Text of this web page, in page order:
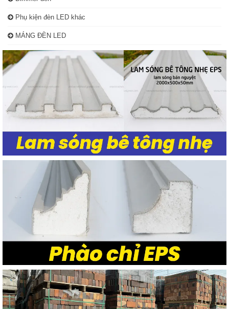
Phụ kiện đèn LED khác
MÁNG ĐÈN LED